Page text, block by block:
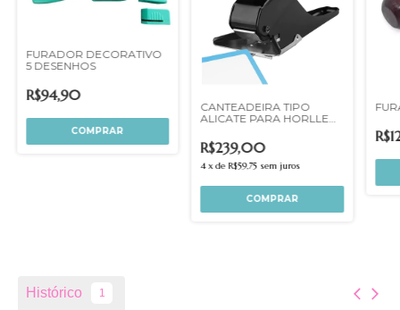
FURADOR DECORATIVO
5 DESENHOS
R$94,90
CANTEADEIRA TIPO
ALICATE PARA HORLLE
R$239,00
4 xde R$59,75 sem juros